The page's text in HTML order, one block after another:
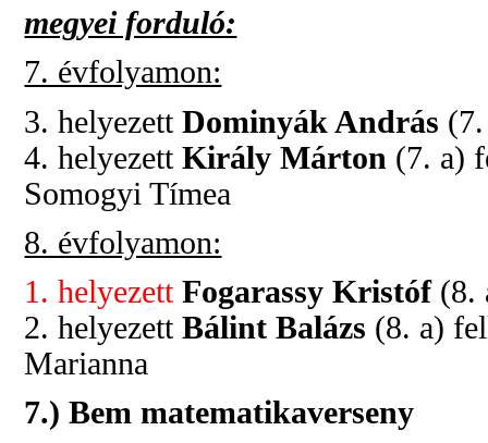
megyei forduló:
7. évfolyamon:
3. helyezettDominyák András
4. helyezettKirály Márton (7. a)
Somogyi Tímea
8. évfolyamon:
1. helyezett Fogarassy Kristóf(8.
2. helyezettBálint Balázs (8. a)
Marianna
7.) Bem matematikaverseny